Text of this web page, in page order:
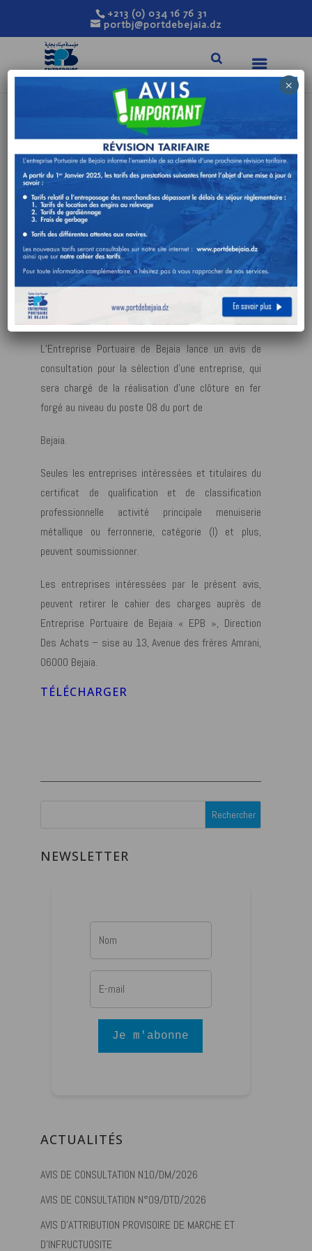
+213 (0) 034 16 76 31
portbj@portdebejaia.dz
AVIS DE
CONSULTATION N°
11/DA/2024
Mar 17, 2024|Avis de consultation
REALISATION D’UNE CLOTURE EN
FER FORGE AU NIVEAU DU POSTE 08
DU PORT DE BEJAIA.
L’Entreprise Portuaire de Bejaia lance un avis de
consultation pour la sélection d’une entreprise, qui
sera chargé de la réalisation d’une clôture en fer
forgé au niveau du poste 08 du port de
Bejaia.
Seules les entreprises intéressées et titulaires du
certificat de qualification et de classification
professionnelle activité principale menuiserie
métallique ou ferronnerie, catégorie (I) et plus,
peuvent soumissionner.
Les entreprises intéressées par le présent avis,
peuvent retirer le cahier des charges auprès de
Entreprise Portuaire de Bejaia « EPB », Direction
Des Achats – sise au 13, Avenue des frères Amrani,
06000 Bejaia.
TÉLÉCHARGER
NEWSLETTER
Je m'abonne
ACTUALITÉS
AVIS DE CONSULTATION N10/DM/2026
AVIS DE CONSULTATION N°09/DTD/2026
AVIS D’ATTRIBUTION PROVISOIRE DE MARCHE ET
D’INFRUCTUOSITE
×